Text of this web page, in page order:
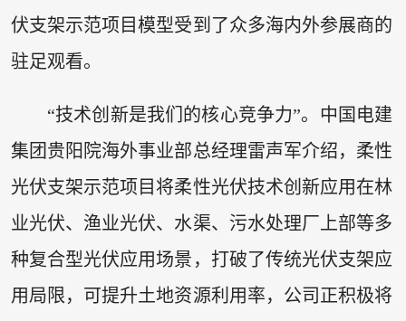
伏支架示范项目模型受到了众多海内外参展商的
驻足观看。
“技术创新是我们的核心竞争力”。中国电建
集团贵阳院海外事业部总经理雷声军介绍，柔性
光伏支架示范项目将柔性光伏技术创新应用在林
业光伏、渔业光伏、水渠、污水处理厂上部等多
种复合型光伏应用场景，打破了传统光伏支架应
用局限，可提升土地资源利用率，公司正积极将